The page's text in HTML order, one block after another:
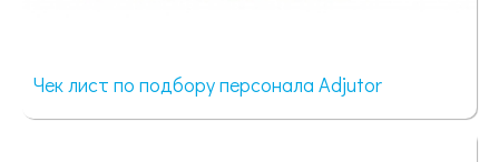
Чек лист по подбору персонала Adjutor